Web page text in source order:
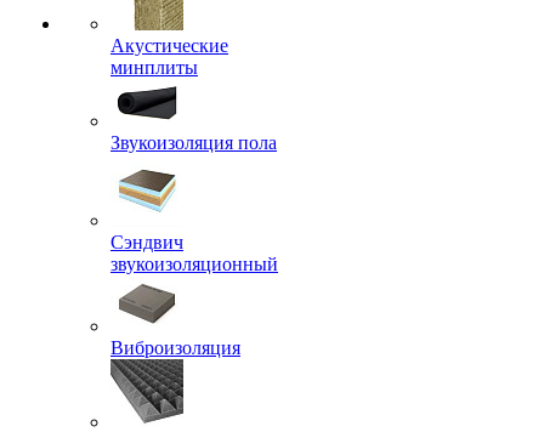
Акустические
минплиты
Звукоизоляция пола
Сэндвич
звукоизоляционный
Виброизоляция